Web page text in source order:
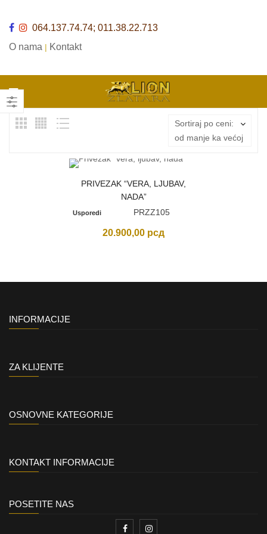
064.137.74.74; 011.38.22.713
O nama | Kontakt
Sortiraj po ceni:
od manje ka većoj
PRIVEZAK “VERA, LJUBAV,
NADA”
Usporedi PRZZ105
20.900,00 рсд
INFORMACIJE
ZA KLIJENTE
OSNOVNE KATEGORIJE
KONTAKT INFORMACIJE
POSETITE NAS